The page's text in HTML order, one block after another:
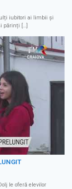
iubitori ai limbii şi
părinți […]
le oferă elevilor